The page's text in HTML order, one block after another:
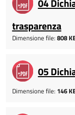
04
trasparenza
Dimensione file: 808
05
Dimensione file: 146